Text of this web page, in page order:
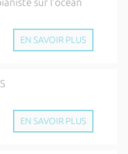
EN SAVOIR PLUS
EN SAVOIR PLUS